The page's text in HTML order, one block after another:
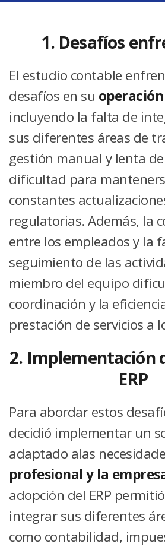
1. Desafíos
El estudio contable
desafíos en su
incluyendo la falta de
sus diferentes áreas de
gestión manual y lenta
dificultad para
constantes
regulatorias. Además, la
entre los empleados y la
seguimiento de las
miembro del equipo
coordinación y la
prestación de servicios a
2. Implementación
ERP
Para abordar estos
decidió implementar un
adaptado alas
profesional y la
adopción del ERP
integrar sus diferentes
como contabilidad,